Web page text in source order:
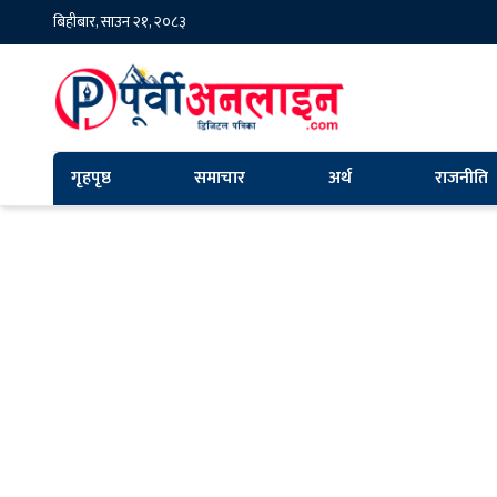
बिहीबार, साउन २१, २०८३
गृहपृष्ठ समाचार अर्थ राजनीति